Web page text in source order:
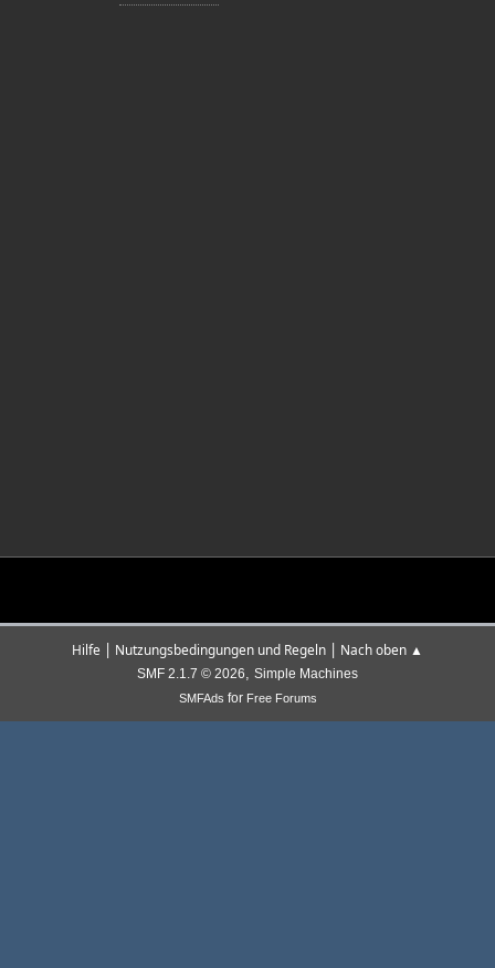
Hilfe | Nutzungsbedingungen und Regeln | Nach oben ▲
SMF 2.1.7 © 2026, Simple Machines
SMFAds for Free Forums